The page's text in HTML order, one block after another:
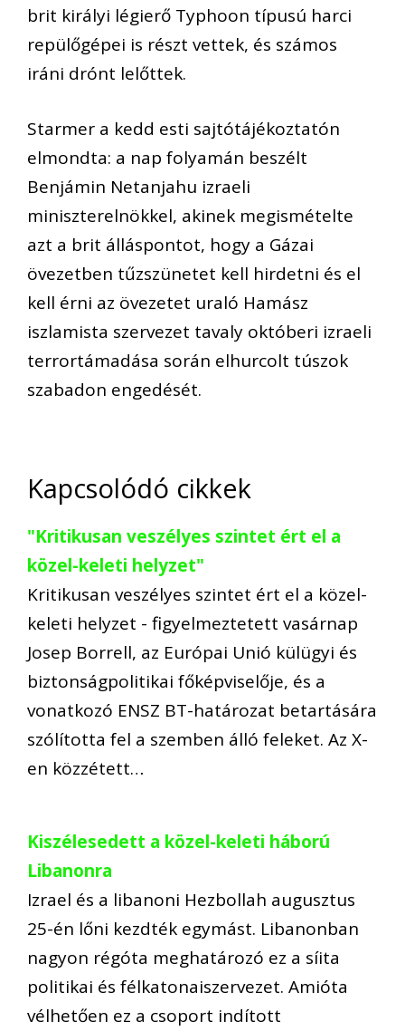
brit királyi légierő Typhoon típusú harci
repülőgépei is részt vettek, és számos
iráni drónt lelőttek.
Starmer a kedd esti sajtótájékoztatón
elmondta: a nap folyamán beszélt
Benjámin Netanjahu izraeli
miniszterelnökkel, akinek megismételte
azt a brit álláspontot, hogy a Gázai
övezetben tűzszünetet kell hirdetni és el
kell érni az övezetet uraló Hamász
iszlamista szervezet tavaly októberi izraeli
terrortámadása során elhurcolt túszok
szabadon engedését.
Kapcsolódó cikkek
"Kritikusan veszélyes szintet ért el a
közel-keleti helyzet"
Kritikusan veszélyes szintet ért el a közel-
keleti helyzet - figyelmeztetett vasárnap
Josep Borrell, az Európai Unió külügyi és
biztonságpolitikai főképviselője, és a
vonatkozó ENSZ BT-határozat betartására
szólította fel a szemben álló feleket. Az X-
en közzétett…
Kiszélesedett a közel-keleti háború
Libanonra
Izrael és a libanoni Hezbollah augusztus
25-én lőni kezdték egymást. Libanonban
nagyon régóta meghatározó ez a síita
politikai és félkatonaiszervezet. Amióta
vélhetően ez a csoport indított